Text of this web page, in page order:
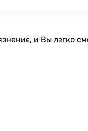
и Вы легко